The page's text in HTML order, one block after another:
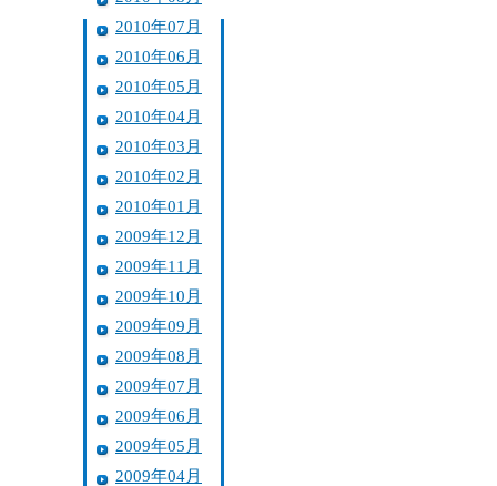
2010年07月
2010年06月
2010年05月
2010年04月
2010年03月
2010年02月
2010年01月
2009年12月
2009年11月
2009年10月
2009年09月
2009年08月
2009年07月
2009年06月
2009年05月
2009年04月